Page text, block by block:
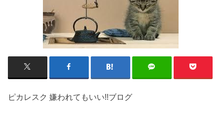
ピカレスク 嫌われてもいい!!ブログ